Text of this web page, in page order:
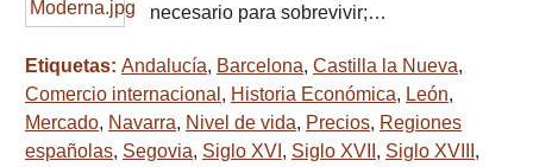
necesario para sobrevivir;…
Etiquetas: Andalucía, Barcelona, Castilla la Nueva,
Comercio internacional , Historia Económica, León,
Mercado, Navarra, Nivel de vida, Precios, Regiones
españolas, Segovia, Siglo XVI , Siglo XVII , Siglo XVIII ,